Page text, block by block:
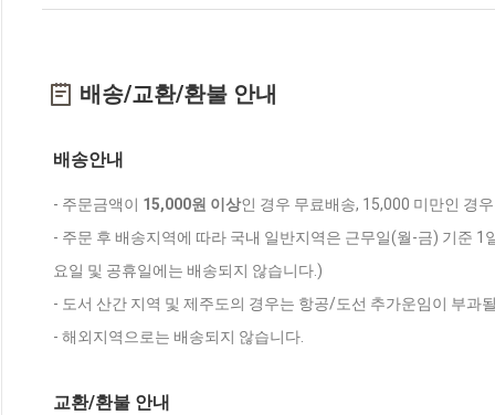
배송/교환/환불 안내
배송안내
- 주문금액이 15,000원 이상인 경우 무료배송, 15,000 미만인 경
- 주문 후 배송지역에 따라 국내 일반지역은 근무일(월-금) 기준
요일 및 공휴일에는 배송되지 않습니다.)
- 도서 산간 지역 및 제주도의 경우는 항공/도선 추가운임이 부과
- 해외지역으로는 배송되지 않습니다.
교환/환불 안내